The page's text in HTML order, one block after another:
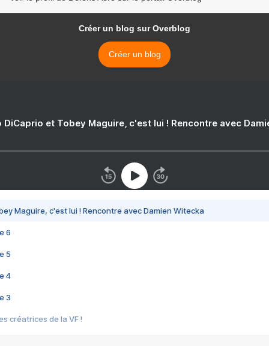
Créer un blog sur Overblog
Créer un blog
DiCaprio et Tobey Maguire, c'est lui ! Rencontre avec
Maguire, c'est lui ! Rencontre avec Damien Witecka
6
5
4
3
créatrices de la VF !